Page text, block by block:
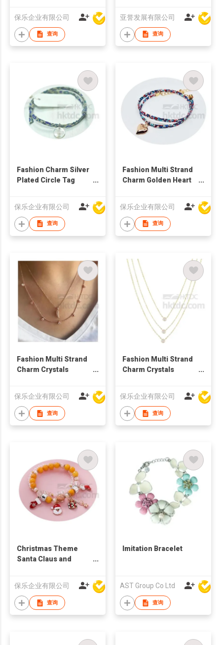
保乐企业有限公司
查询
亚誉发展有限公司
查询
Fashion Charm Silver
Plated Circle Tag
保乐企业有限公司
查询
Fashion Multi Strand
Charm Golden Heart
保乐企业有限公司
查询
Fashion Multi Strand
Charm Crystals
保乐企业有限公司
查询
Fashion Multi Strand
Charm Crystals
保乐企业有限公司
查询
Christmas Theme
Santa Claus and
保乐企业有限公司
查询
Imitation Bracelet
AST Group Co Ltd
查询